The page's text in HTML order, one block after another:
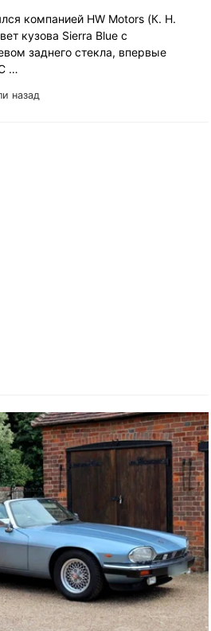
назад
компанией HW Motors (К. Н.
кузова Sierra Blue с
заднего стекла, впервые
…